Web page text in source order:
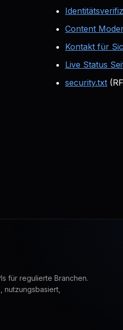
Content
Kontakt für
Live Status
security.txt
für regulierte Branchen.
nutzungsbasiert,